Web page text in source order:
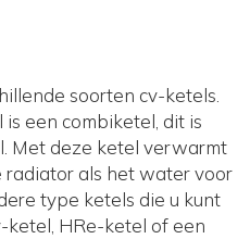
soorten cv-ketels.
een combiketel, dit is
Met deze ketel verwarmt
als het water voor
type ketels die u kunt
ketel, HRe-ketel of een